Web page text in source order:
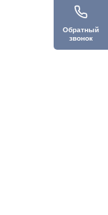
Обратный
звонок